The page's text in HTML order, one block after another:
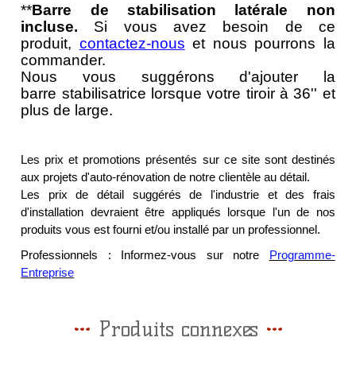
**Barre de stabilisation latérale non
incluse. Si vous avez besoin de ce
produit, contactez-nous et nous pourrons la
commander.
Nous vous suggérons d'ajouter la
barre stabilisatrice lorsque votre tiroir à 36'' et
plus de large.
Les prix et promotions présentés sur ce site sont destinés
aux projets d'auto-rénovation de notre clientèle au détail.
Les prix de détail suggérés de l'industrie et des frais
d'installation devraient être appliqués lorsque l'un de nos
produits vous est fourni et/ou installé par un professionnel.
Professionnels : Informez-vous sur notre
Programme-
Entreprise
Produits connexes